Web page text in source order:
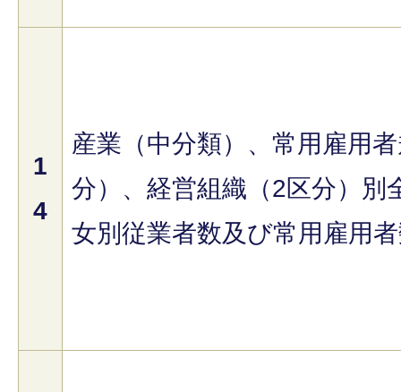
1
4
産業（中分類）、常用雇用
分）、経営組織（2区分）別
女別従業者数及び常用雇用